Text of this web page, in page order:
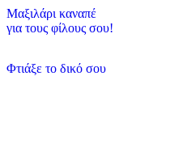
Μαξιλάρι καναπέ
για τους φίλους σου!
Φτιάξε το δικό σου